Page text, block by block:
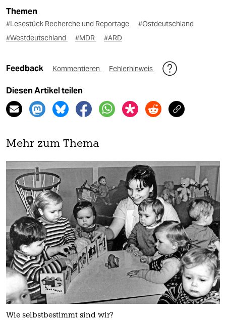
Themen
#Lesestück Recherche und Reportage
#Ostdeutschland
#Westdeutschland
#MDR #ARD
Feedback Kommentieren Fehlerhinweis
Diesen Artikel teilen
Mehr zum Thema
Wie selbstbestimmt sind wir?